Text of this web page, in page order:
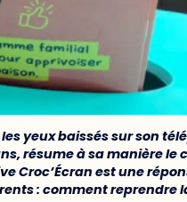
yeux baissés sur son
résume à sa manière
Croc’Écran est une
: comment reprendre